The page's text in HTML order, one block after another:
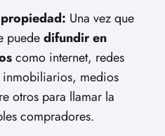
Una vez que
puededifundir en
como internet, redes
medios
otros para llamar la
compradores.